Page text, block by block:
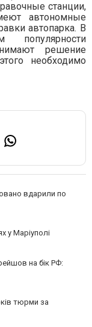
станции,
автономные
автопарка. В
решение
необходимо
вдарили по
у Маріуполі
на бік РФ:
тюрми за